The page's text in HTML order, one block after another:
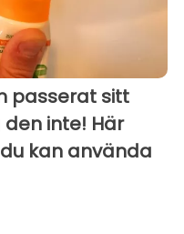
passerat sitt
inte! Här
kan använda